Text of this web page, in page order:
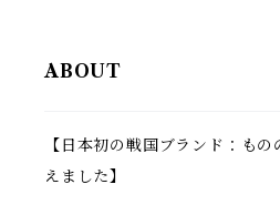
ABOUT
【日本初の戦国ブランド：も
えました】